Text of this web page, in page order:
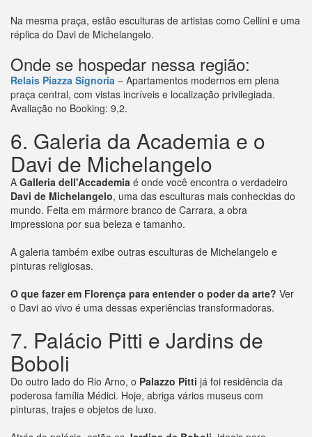
Na mesma praça, estão esculturas de artistas como Cellini e uma
réplica do Davi de Michelangelo.
Onde se hospedar nessa região:
Relais Piazza Signoria – Apartamentos modernos em plena
praça central, com vistas incríveis e localização privilegiada.
Avaliação no Booking: 9,2.
6. Galeria da Academia e o
Davi de Michelangelo
A Galleria dell'Accademia é onde você encontra o verdadeiro
Davi de Michelangelo, uma das esculturas mais conhecidas do
mundo. Feita em mármore branco de Carrara, a obra
impressiona por sua beleza e tamanho.
A galeria também exibe outras esculturas de Michelangelo e
pinturas religiosas.
O que fazer em Florença para entender o poder da arte? Ver
o Davi ao vivo é uma dessas experiências transformadoras.
7. Palácio Pitti e Jardins de
Boboli
Do outro lado do Rio Arno, o Palazzo Pitti já foi residência da
poderosa família Médici. Hoje, abriga vários museus com
pinturas, trajes e objetos de luxo.